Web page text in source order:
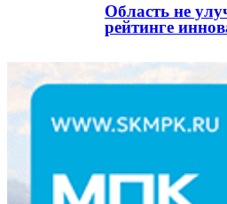
Область не
рейтинге